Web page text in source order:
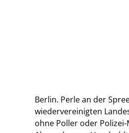
Berlin. Perle an der
wiedervereinigten
ohne Poller oder